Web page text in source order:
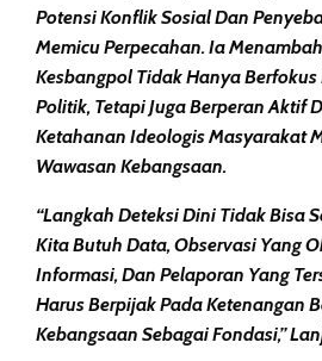
Potensi Konflik Sosial Dan
Memicu Perpecahan. Ia
Kesbangpol Tidak Hanya Berfokus
Politik, Tetapi Juga Berperan Aktif
Ketahanan Ideologis Masyarakat
Wawasan Kebangsaan.
“Langkah Deteksi Dini Tidak Bisa
Kita Butuh Data, Observasi Yang
Informasi, Dan Pelaporan Yang
Harus Berpijak Pada Ketenangan
Kebangsaan Sebagai Fondasi,”